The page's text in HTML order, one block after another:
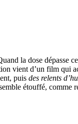
la dose dépasse
vient d’un film qui
puis des relents
étouffé, comme